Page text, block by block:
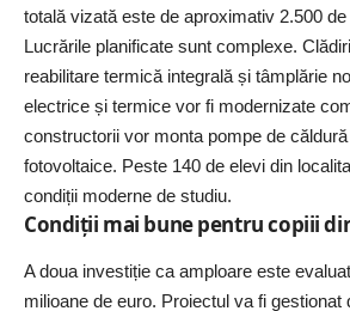
totală vizată este de aproximativ 2.500
Lucrările planificate sunt complexe.
reabilitare termică integrală și tâmplărie
electrice și termice vor fi modernizate
constructorii vor monta pompe de
fotovoltaice. Peste 140 de elevi din
condiții moderne de studiu.
Condiții mai bune pentru copiii
A doua investiție ca amploare este
milioane de euro. Proiectul va fi gestionat